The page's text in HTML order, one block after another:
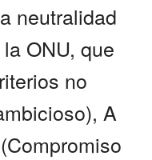
neutralidad
ONU, que
no
A